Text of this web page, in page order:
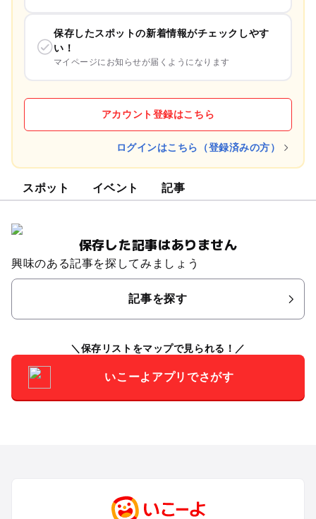
保存したスポットの新着情報がチェックしやす
い！
マイページにお知らせが届くようになります
アカウント登録はこちら
ログインはこちら（登録済みの方）
スポット イベント 記事
保存した記事はありません
興味のある記事を探してみましょう
記事を探す
保存リストをマップで見られる！
いこーよアプリでさがす